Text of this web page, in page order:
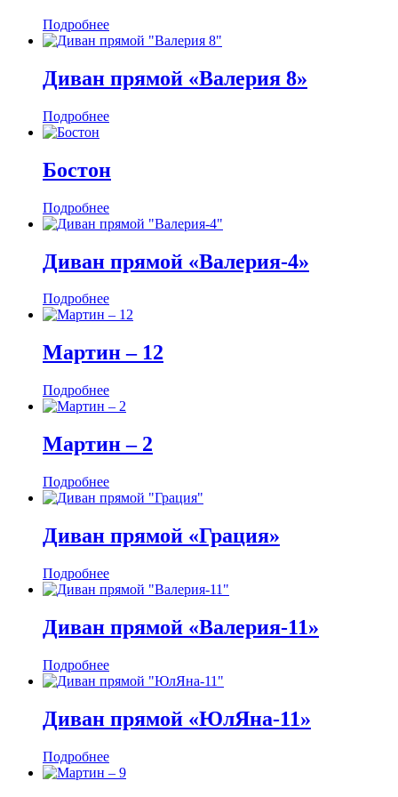
Подробнее
Диван прямой «Валерия 8»
Подробнее
Бостон
Подробнее
Диван прямой «Валерия-4»
Подробнее
Мартин ‒ 12
Подробнее
Мартин ‒ 2
Подробнее
Диван прямой «Грация»
Подробнее
Диван прямой «Валерия-11»
Подробнее
Диван прямой «ЮлЯна-11»
Подробнее